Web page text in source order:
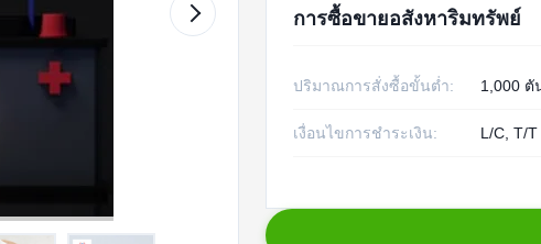
การซื้อขายอสังหาริมทรัพย์
ปริมาณการสั่งซื้อขั้นต่ำ: 1,000 ตั
เงื่อนไขการชำระเงิน: L/C, T/T